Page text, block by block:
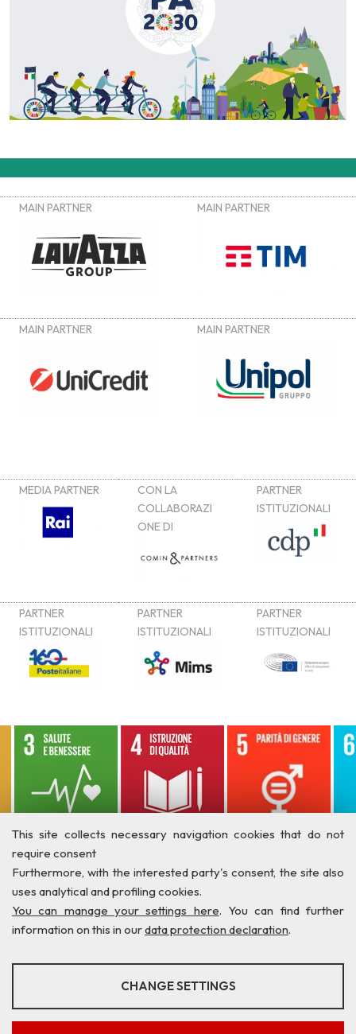
This site collects necessary navigation cookies that do not
require consent
Furthermore, with the interested party's consent, the site also
uses analytical and profiling cookies.
You can manage your settings here. You can find further
information on this in ourdata protection declaration.
ANALYSES
CHANGE SETTINGS